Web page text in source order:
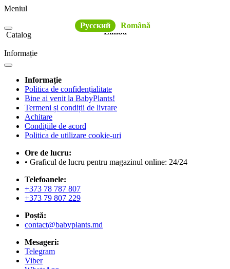
Meniul
Limba
Русский
Română
Catalog
Informație
Informație
Politica de confidențialitate
Bine ai venit la BabyPlants!
Termeni și condiții de livrare
Achitare
Condițiile de acord
Politica de utilizare cookie-uri
Ore de lucru:
• Graficul de lucru pentru magazinul online: 24/24
Telefoanele:
+373 78 787 807
+373 79 807 229
Poștă:
contact@babyplants.md
Mesageri:
Telegram
Viber